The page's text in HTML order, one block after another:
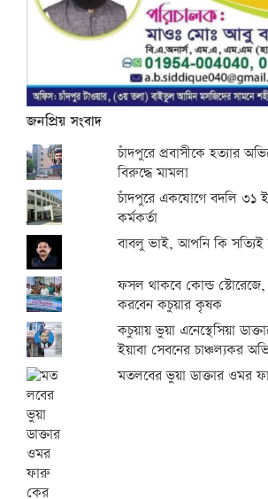
জনপ্রিয় সংবাদ
চাঁদপুরে প্রবাসীকে হত্যার
বিরুদ্ধে মামলা
চাঁদপুরে একযোগে বদলি ৩১
কর্মকর্তা
বাবলু ভাই, আপনি কি সত্যিই
ফসল থাকবে কোল্ড স্টোরেজে,
করবেন কচুয়ার কৃষক
কচুয়ায় ভুয়া এনেস্থেসিয়া
ইয়াবা সেবনের চাঞ্চল্যকর
মতলবের ভুয়া ডাক্তার ওমর